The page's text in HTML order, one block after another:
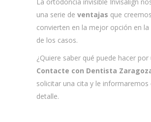
una serie de ventajas que
convierten en la mejor opción en la
de los casos.
¿Quiere saber qué puede hacer por
Contacte con Dentista
solicitar una cita y le informaremos
detalle.